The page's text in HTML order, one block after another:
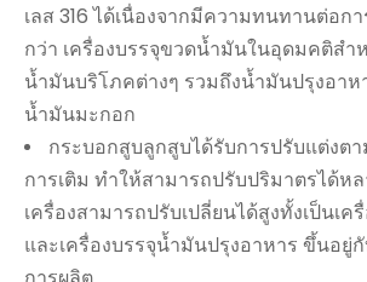
เลส 316 ได้เนื่องจากมีความทนทานต่อก
กว่า เครื่องบรรจุขวดน้ำมันในอุดมคติสำ
น้ำมันบริโภคต่างๆ รวมถึงน้ำมันปรุงอา
น้ำมันมะกอก
กระบอกสูบลูกสูบได้รับการปรับแต่งต
การเติม ทำให้สามารถปรับปริมาตรได้ห
เครื่องสามารถปรับเปลี่ยนได้สูงทั้งเป็นเ
และเครื่องบรรจุน้ำมันปรุงอาหาร ขึ้นอยู่